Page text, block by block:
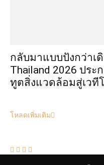
กลับมาแบบปังกว่าเ
Thailand 2026 ประ
ทูตสิ่งแวดล้อมสู่เวที
โหลดเพิ่มเติม